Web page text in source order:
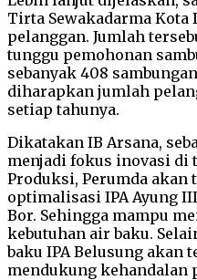
Tirta Sewakadarma Kota
pelanggan. Jumlah
tunggu pemohonan
sebanyak 408
diharapkan jumlah
setiap tahunya.
Dikatakan IB Arsana,
menjadi fokus inovasi di
Produksi, Perumda akan
optimalisasi IPA Ayung
Bor. Sehingga mampu
kebutuhan air baku.
baku IPA Belusung akan
mendukung kehandalan